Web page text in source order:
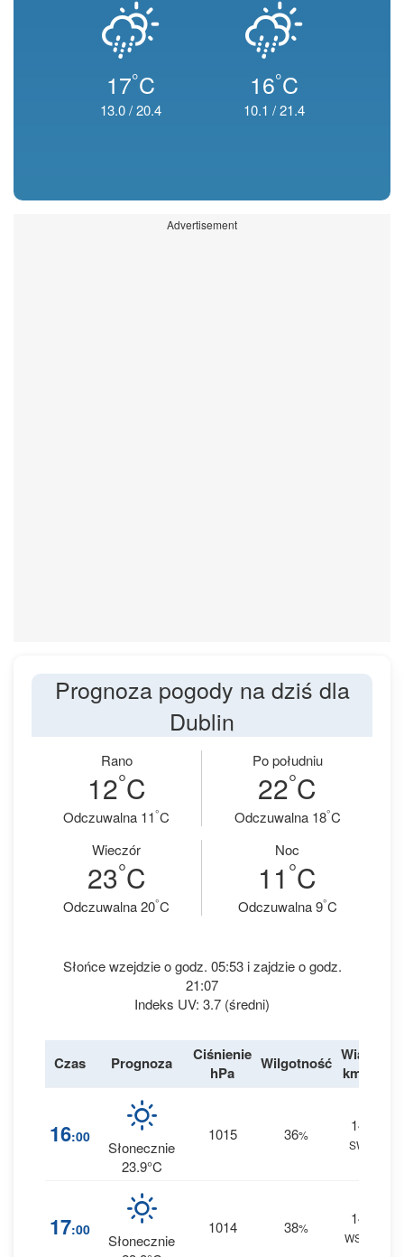
17°C
13.0/20.4
16°C
10.1 /21.4
Advertisement
Prognoza pogody na dziś dla
Dublin
Rano
12°C
Odczuwalna 11°C
Po południu
22°C
Odczuwalna 18°C
Wieczór
23°C
Odczuwalna 20°C
Noc
11 °C
Odczuwalna 9°C
Słońce wzejdzie o godz. 05:53 i zajdzie o godz.
21:07
Indeks UV: 3.7 (średni)
Czas Prognoza
Ciśnienie
hPa
Wilgotność Wiatr
km/h
16:00
Słonecznie
23.9°C
1015 36%
14
SW
17:00
Słonecznie
1014 38%
14
WSW